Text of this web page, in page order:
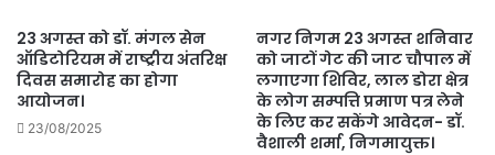
23 अगस्त को डॉ. मंगल सेन
ऑडिटोरियम में राष्ट्रीय अंतरिक्ष
दिवस समारोह का होगा
आयोजन।
23/08/2025
नगर निगम 23 अगस्त शनिवार
को जाटों गेट की जाट चौपाल में
लगाएगा शिविर, लाल डोरा क्षेत्र
के लोग सम्पत्ति प्रमाण पत्र लेने
के लिए कर सकेंगे आवेदन- डॉ.
वैशाली शर्मा, निगमायुक्त।